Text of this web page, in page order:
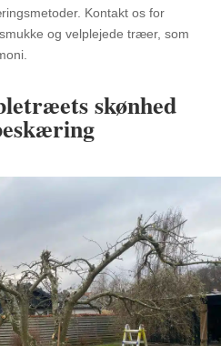
Kontakt os for
og velplejede træer, som
skønhed